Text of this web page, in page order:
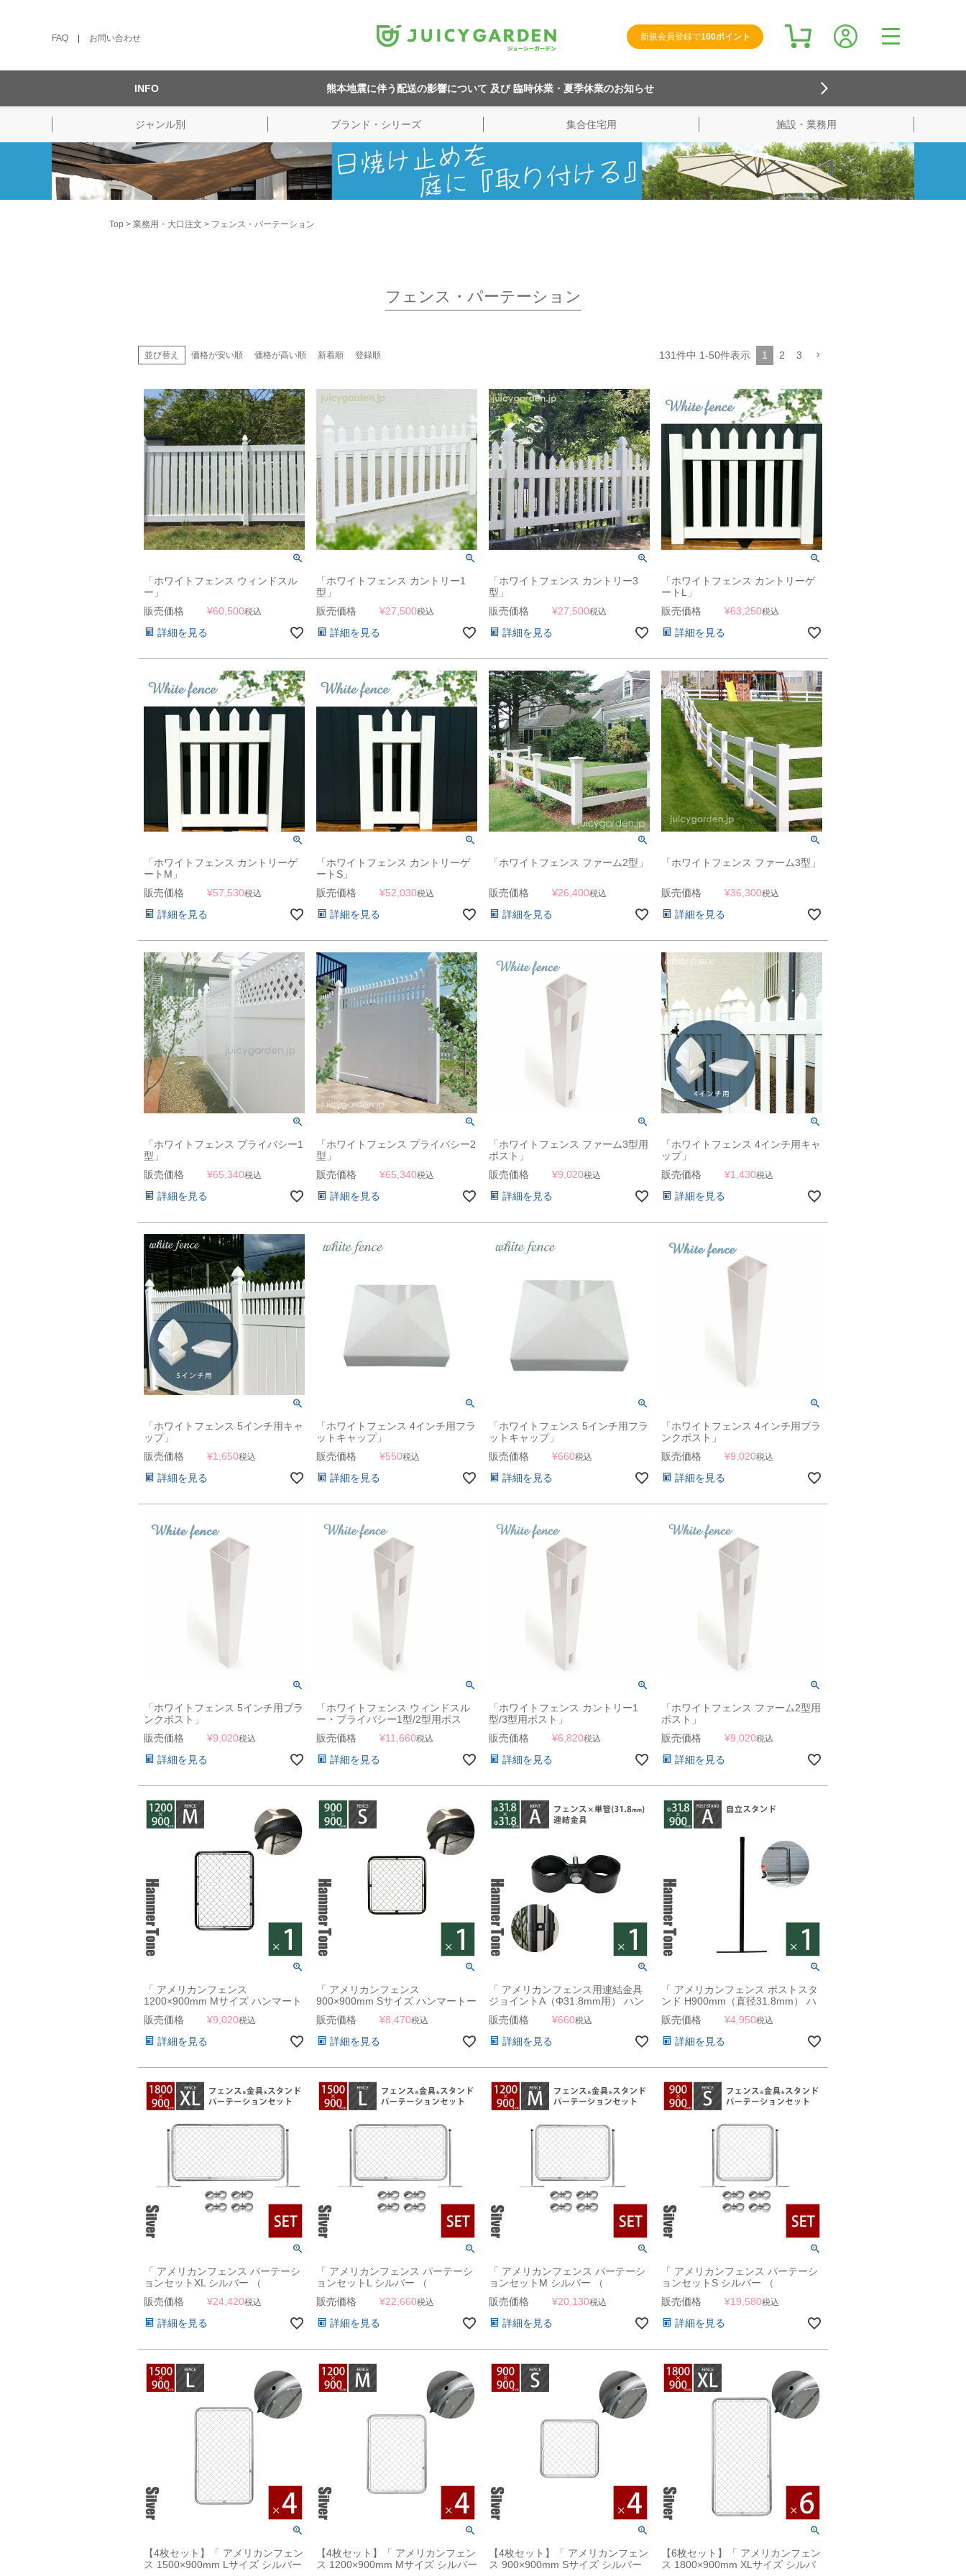
FAQ お問い合わせ 新規会員登録で100ポイント
検索
INFO 熊本地震に伴う配送の影響について 及び 臨時休業・夏季休業のお知らせ
ジャンル別 ブランド・シリーズ 集合住宅用 施設・業務用
Top 業務用・大口注文 フェンス・パーテーション
フェンス・パーテーション
並び替え 価格が安い順 価格が高い順 新着順 登録順 131件中 1-50件表示 1 2 3
「ホワイトフェンス ウィンドスル
ー」
販売価格
¥60,500税込
詳細を見る
「ホワイトフェンス カントリー1
型」
販売価格
¥27,500税込
詳細を見る
「ホワイトフェンス カントリー3
型」
販売価格
¥27,500税込
詳細を見る
「ホワイトフェンス カントリーゲ
ートL」
販売価格
¥63,250税込
詳細を見る
「ホワイトフェンス カントリーゲ
ートM」
販売価格
¥57,530税込
詳細を見る
「ホワイトフェンス カントリーゲ
ートS」
販売価格
¥52,030税込
詳細を見る
「ホワイトフェンス ファーム2型」
販売価格 ¥26,400税込
詳細を見る
「ホワイトフェンス ファーム3型」
販売価格 ¥36,300税込
詳細を見る
「ホワイトフェンス プライバシー1
型」
販売価格
¥65,340税込
詳細を見る
「ホワイトフェンス プライバシー2
型」
販売価格
¥65,340税込
詳細を見る
「ホワイトフェンス ファーム3型用
ポスト」
販売価格
¥9,020税込
詳細を見る
「ホワイトフェンス 4インチ用キャ
ップ」
販売価格
¥1,430税込
詳細を見る
「ホワイトフェンス 5インチ用キャ
ップ」
販売価格
¥1,650税込
詳細を見る
「ホワイトフェンス 4インチ用フラ
ットキャップ」
販売価格
¥550税込
詳細を見る
「ホワイトフェンス 5インチ用フラ
ットキャップ」
販売価格
¥660税込
詳細を見る
「ホワイトフェンス 4インチ用ブラ
ンクポスト」
販売価格
¥9,020税込
詳細を見る
「ホワイトフェンス 5インチ用ブラ
ンクポスト」
販売価格
¥9,020税込
詳細を見る
「ホワイトフェンス ウィンドスル
ー・プライバシー1型/2型用ポス
ト」
販売価格 ¥11,660税込
詳細を見る
「ホワイトフェンス カントリー1
型/3型用ポスト」
販売価格
¥6,820税込
詳細を見る
「ホワイトフェンス ファーム2型用
ポスト」
販売価格
¥9,020税込
詳細を見る
「 アメリカンフェンス
1200×900mm Mサイズ ハンマート
ーンブラック 」
販売価格 ¥9,020税込
詳細を見る
「 アメリカンフェンス
900×900mm Sサイズ ハンマートー
ンブラック 」
販売価格 ¥8,470税込
詳細を見る
「 アメリカンフェンス用連結金具
ジョイントA（Φ31.8mm用） ハン
マートーンブラック 」
販売価格 ¥660税込
詳細を見る
「 アメリカンフェンス ポストスタ
ンド H900mm（直径31.8mm） ハ
ンマートーンブラック ※ゴムキャ
ップ付 」
販売価格 ¥4,950税込
詳細を見る
「 アメリカンフェンス パーテーシ
ョンセットXL シルバー （
1800×900mmフェンス＋Φ31.8mm
スタンド2本＋ジョイントA4個 ）
」
販売価格 ¥24,420税込
詳細を見る
「 アメリカンフェンス パーテーシ
ョンセットL シルバー （
1500×900mmフェンス＋Φ31.8mm
スタンド2本＋ジョイントA4個 ）
」
販売価格 ¥22,660税込
詳細を見る
「 アメリカンフェンス パーテーシ
ョンセットM シルバー （
1200×900mmフェンス＋Φ31.8mm
スタンド2本＋ジョイントA4個 ）
」
販売価格 ¥20,130税込
詳細を見る
「 アメリカンフェンス パーテーシ
ョンセットS シルバー （
900×900mmフェンス＋Φ31.8mm
スタンド2本＋ジョイントA4個 ）
」
販売価格 ¥19,580税込
詳細を見る
【4枚セット】「 アメリカンフェン
ス 1500×900mm Lサイズ シルバー
【4枚セット】「 アメリカンフェン
ス 1200×900mm Mサイズ シルバー
【4枚セット】「 アメリカンフェン
ス 900×900mm Sサイズ シルバー
【6枚セット】「 アメリカンフェン
ス 1800×900mm XLサイズ シルバ